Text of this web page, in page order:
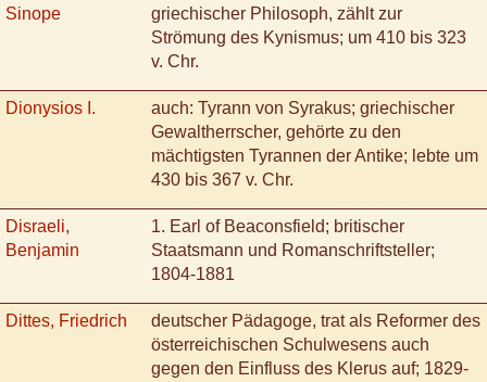
Sinope
griechischer Philosoph, zählt zur
Strömung des Kynismus; um 410 bis 323
v. Chr.
Dionysios I.
auch: Tyrann von Syrakus; griechischer
Gewaltherrscher, gehörte zu den
mächtigsten Tyrannen der Antike; lebte um
430 bis 367 v. Chr.
Disraeli,
Benjamin
1. Earl of Beaconsfield; britischer
Staatsmann und Romanschriftsteller;
1804-1881
Dittes, Friedrich
deutscher Pädagoge, trat als Reformer des
österreichischen Schulwesens auch
gegen den Einfluss des Klerus auf; 1829-